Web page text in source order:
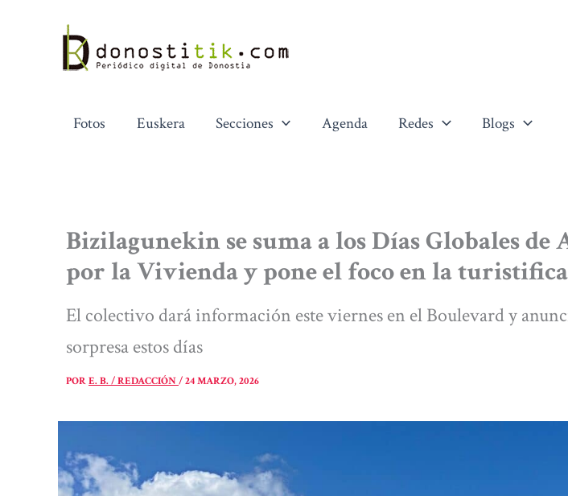
contenido
Fotos Euskera Secciones Agenda Redes Blogs
Bizilagunekin se suma a los Días Globales de
por la Vivienda y pone el foco en la
El colectivo dará información este viernes en el Boulevard y
sorpresa estos días
PORE. B. / REDACCIÓN/24 MARZO, 2026